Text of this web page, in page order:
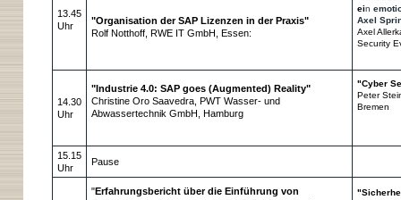
13.45
Uhr
"Organisation der SAP Lizenzen in der Praxis"
Rolf Notthoff, RWE IT GmbH, Essen:
ein
Axel
Axel
Security
14.30
Uhr
"Industrie 4.0: SAP goes (Augmented) Reality"
Christine Oro Saavedra, PWT Wasser- und
Abwassertechnik GmbH, Hamburg
"Cyber
Peter
Bremen
15.15
Uhr
Pause
"Erfahrungsbericht über die Einführung von